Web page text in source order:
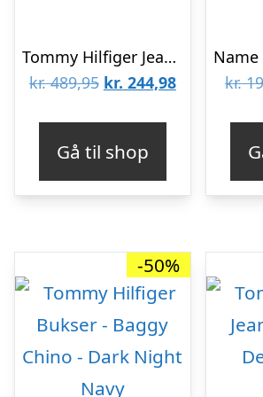
Tommy Hilfiger Jeans – Baggy – Rinse
kr.489,95 Den
var:
kr. 489,95.
kr. 244,98Den
kr. 244,98.
Gå til shop
kr.
-50%